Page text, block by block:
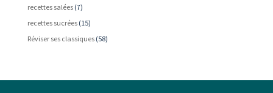
recettes salées(7)
recettes sucrées(15)
Réviser ses classiques(58)